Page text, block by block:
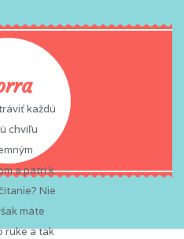
každú
chvíľu
a patrí k
Nie
máte
ruke a tak